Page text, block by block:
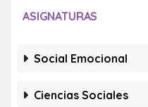
ASIGNATURAS
Social Emocional
Ciencias Sociales